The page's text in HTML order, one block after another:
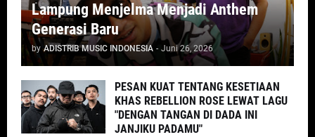
Lampung Menjelma Menjadi Anthem
Generasi Baru
by ADISTRIB MUSIC INDONESIA - Juni 26, 2026
PESAN KUAT TENTANG KESETIAAN
KHAS REBELLION ROSE LEWAT LAGU
"DENGAN TANGAN DI DADA INI
JANJIKU PADAMU"